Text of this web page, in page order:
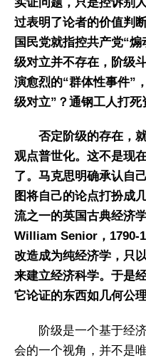
过表明了论者的价值判
国民党就指控共产党“
级对立并不存在，阶级
演愈烈的“群体性事件”
级对立”？通钢工人打死
否定阶级的存在，
观点普世化。这不是现
了。马克思明确承认自
图将自己的论点打扮成
流之一的英国古典经济
William Senior，1790-
改造成为纯经济学，只
来建立经济科学。于是
它论证的东西如几何公
阶级是一个基于经
会的一个视角，并不是